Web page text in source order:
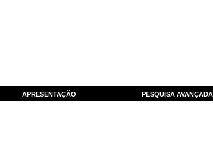
APRESENTAÇÃO PESQUISA AVANÇADA